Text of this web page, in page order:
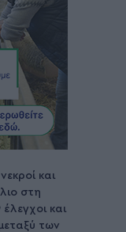
και
στη
και
των